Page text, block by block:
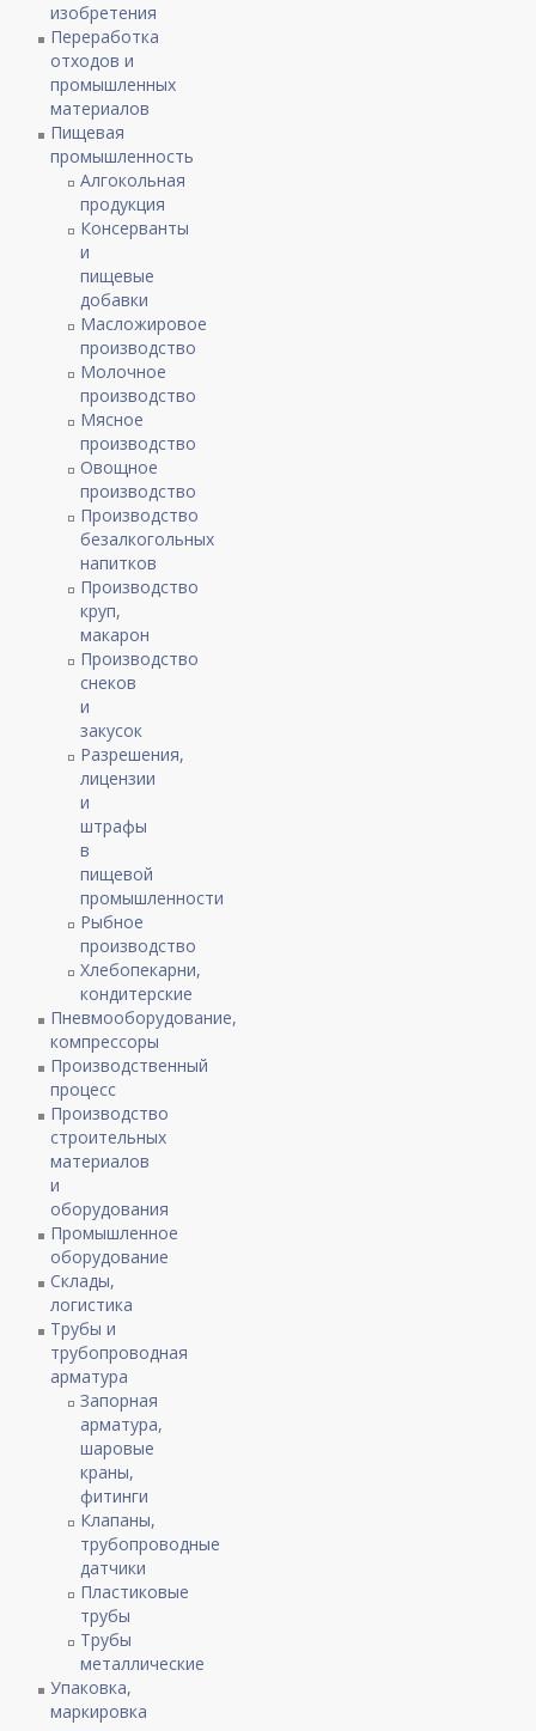
изобретения
Переработка
отходов и
промышленных
материалов
Пищевая
промышленность
Алгокольная
продукция
Консерванты
и
пищевые
добавки
Масложировое
производство
Молочное
производство
Мясное
производство
Овощное
производство
Производство
безалкогольных
напитков
Производство
круп,
макарон
Производство
снеков
и
закусок
Разрешения,
лицензии
и
штрафы
в
пищевой
промышленности
Рыбное
производство
Хлебопекарни,
кондитерские
Пневмооборудование,
компрессоры
Производственный
процесс
Производство
строительных
материалов
и
оборудования
Промышленное
оборудование
Склады,
логистика
Трубы и
трубопроводная
арматура
Запорная
арматура,
шаровые
краны,
фитинги
Клапаны,
трубопроводные
датчики
Пластиковые
трубы
Трубы
металлические
Упаковка,
маркировка